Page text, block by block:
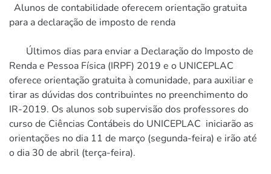
Alunos de contabilidade oferecem orientação gratuita
para a declaração de imposto de renda
Últimos dias para enviar a Declaração do Imposto de
Renda e Pessoa Física (IRPF) 2019 e o UNICEPLAC
oferece orientação gratuita à comunidade, para auxiliar e
tirar as dúvidas dos contribuintes no preenchimento do
IR-2019. Os alunos sob supervisão dos professores do
curso de Ciências Contábeis do UNICEPLAC iniciarão as
orientações no dia 11 de março (segunda-feira) e irão até
o dia 30 de abril (terça-feira).